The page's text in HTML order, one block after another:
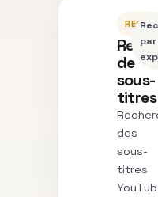
de
sous-
titres
des
sous-
titres
par